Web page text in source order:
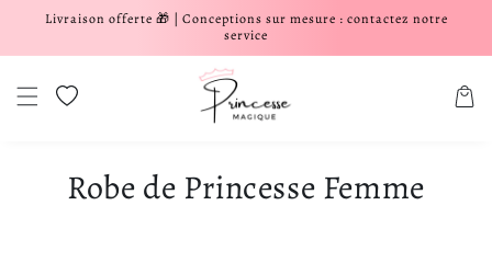
et passer au contenu
Livraison offerte 🎁 | Conceptions sur mesure : contactez notre
service
Liste de souhaits Panier
Robe de Princesse Femme